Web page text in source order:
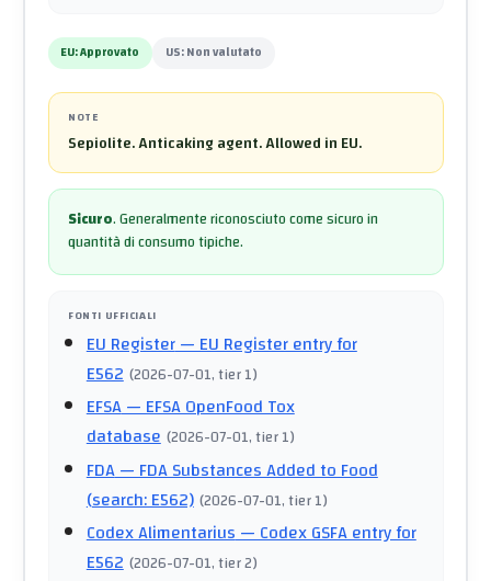
EU:Approvato US:Non valutato
NOTE
Sepiolite. Anticaking agent. Allowed in EU.
Sicuro.Generalmente riconosciuto come sicuro in
quantità di consumo tipiche.
FONTI UFFICIALI
EU Register— EU Register entry for
E562 (2026-07-01, tier 1)
EFSA— EFSA OpenFood Tox
database (2026-07-01, tier 1)
FDA— FDA Substances Added to Food
(search: E562) (2026-07-01, tier 1)
Codex Alimentarius— Codex GSFA entry for
E562 (2026-07-01, tier 2)